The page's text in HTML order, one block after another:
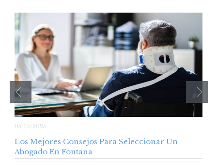
05/10/2025
Los Mejores Consejos Para Seleccionar Un
Abogado En Fontana